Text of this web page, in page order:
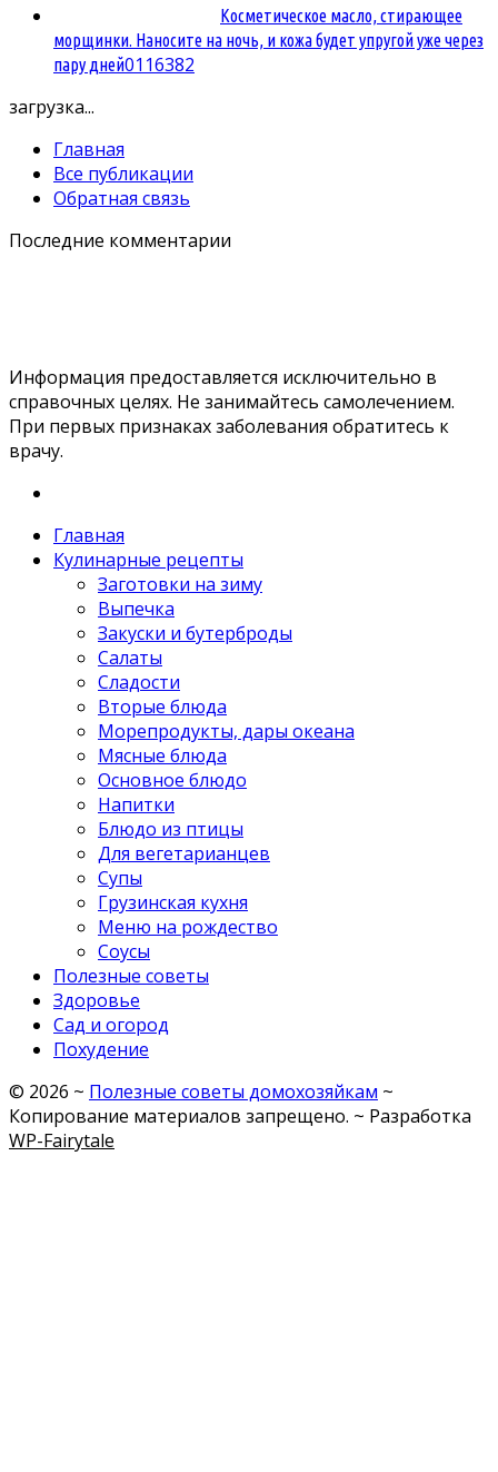
Косметическое масло, стирающее
морщинки. Наносите на ночь, и кожа будет упругой уже через
пару дней0116382
загрузка...
Главная
Все публикации
Обратная связь
Последние комментарии
Информация предоставляется исключительно в
справочных целях. Не занимайтесь самолечением.
При первых признаках заболевания обратитесь к
врачу.
Главная
Кулинарные рецепты
Заготовки на зиму
Выпечка
Закуски и бутерброды
Салаты
Сладости
Вторые блюда
Морепродукты, дары океана
Мясные блюда
Основное блюдо
Напитки
Блюдо из птицы
Для вегетарианцев
Супы
Грузинская кухня
Меню на рождество
Соусы
Полезные советы
Здоровье
Сад и огород
Похудение
© 2026 ~ Полезные советы домохозяйкам ~
Копирование материалов запрещено. ~ Разработка
WP-Fairytale